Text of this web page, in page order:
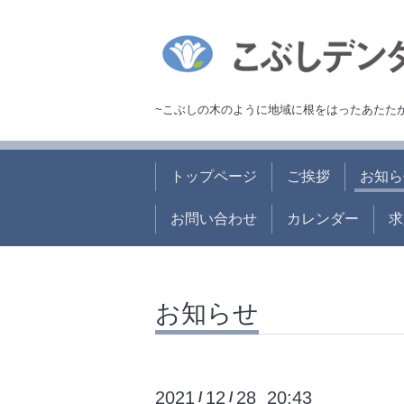
~こぶしの木のように地域に根をはったあたた
トップページ ご挨拶 お知
お問い合わせ カレンダー
お知らせ
2021 / 12 / 28 20:43